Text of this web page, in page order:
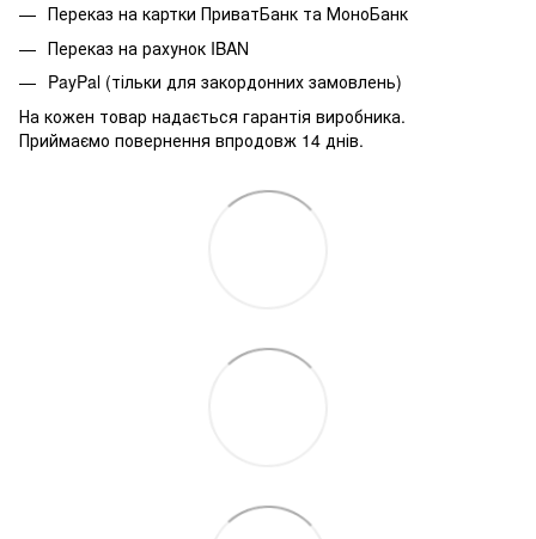
Переказ на картки ПриватБанк та МоноБанк
Переказ на рахунок IBAN
PayPal (тільки для закордонних замовлень)
На кожен товар надається гарантія виробника.
Приймаємо повернення впродовж 14 днів.